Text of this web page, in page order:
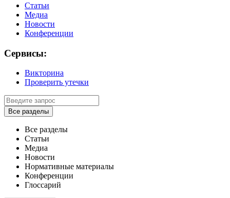
Статьи
Медиа
Новости
Конференции
Сервисы:
Викторина
Проверить утечки
Все разделы
Все разделы
Статьи
Медиа
Новости
Нормативные материалы
Конференции
Глоссарий